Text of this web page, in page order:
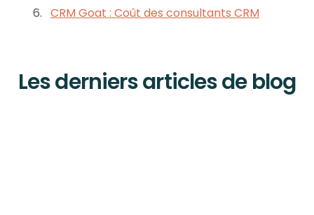
CRM Goat : Coût des consultants CRM
Les derniers articles de blog